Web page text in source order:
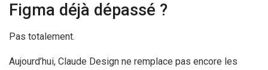
Figma déjà dépassé ?
Pas totalement.
Aujourd’hui, Claude Design ne remplace pas encore les